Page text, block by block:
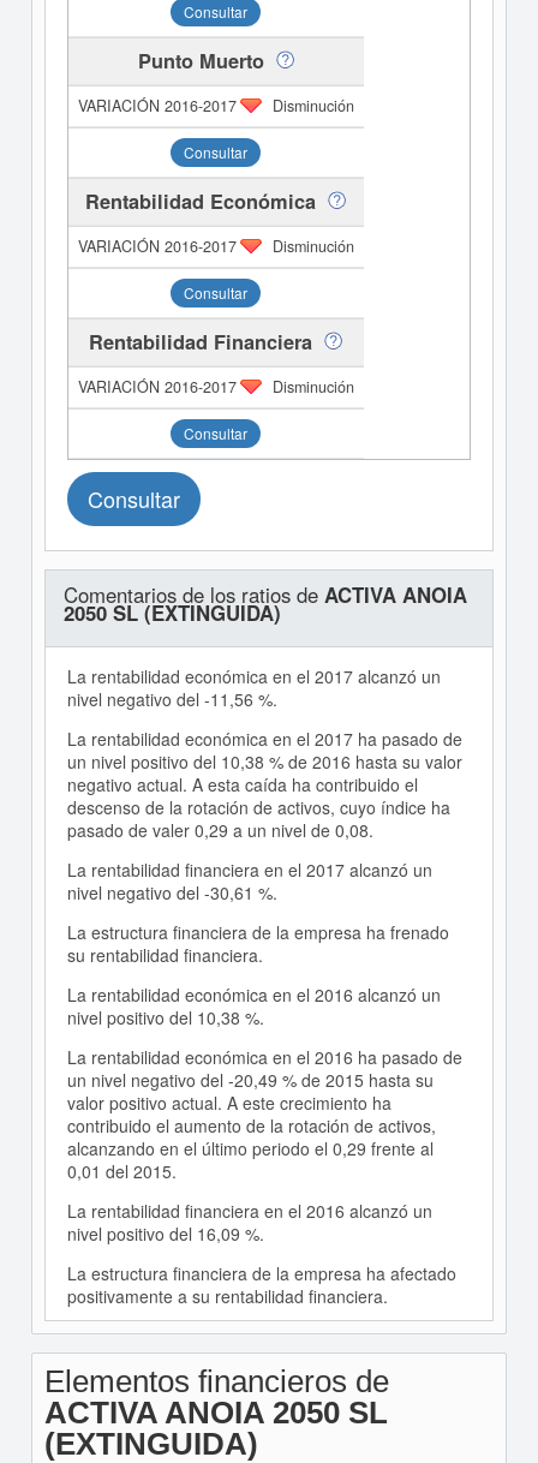
Consultar
Punto Muerto
Disminución
Consultar
Rentabilidad Económica
Disminución
Consultar
Rentabilidad Financiera
Disminución
Consultar
Consultar
Comentarios de los ratios de ACTIVA ANOIA
2050 SL (EXTINGUIDA)
La rentabilidad económica en el 2017 alcanzó un
nivel negativo del -11,56 %.
La rentabilidad económica en el 2017 ha pasado de
un nivel positivo del 10,38 % de 2016 hasta su valor
negativo actual. A esta caída ha contribuido el
descenso de la rotación de activos, cuyo índice ha
pasado de valer 0,29 a un nivel de 0,08.
La rentabilidad financiera en el 2017 alcanzó un
nivel negativo del -30,61 %.
La estructura financiera de la empresa ha frenado
su rentabilidad financiera.
La rentabilidad económica en el 2016 alcanzó un
nivel positivo del 10,38 %.
La rentabilidad económica en el 2016 ha pasado de
un nivel negativo del -20,49 % de 2015 hasta su
valor positivo actual. A este crecimiento ha
contribuido el aumento de la rotación de activos,
alcanzando en el último periodo el 0,29 frente al
0,01 del 2015.
La rentabilidad financiera en el 2016 alcanzó un
nivel positivo del 16,09 %.
La estructura financiera de la empresa ha afectado
positivamente a su rentabilidad financiera.
Elementos financieros de
ACTIVA ANOIA 2050 SL
(EXTINGUIDA)